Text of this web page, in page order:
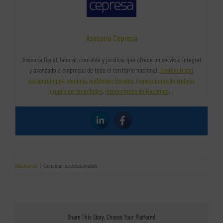
Asesoría Cepresa
Asesoría fiscal, laboral, contable y jurídica, que ofrece un servicio integral
y avanzado a empresas de todo el territorio nacional. Gestión fiscal,
outsourcing de nóminas,auditorías fiscales, inspecciones de trabajo,
grupos de sociedades, inspecciones de Hacienda…
Autónomos | Comentarios desactivadosen
beneficiarte
Share This Story, Choose Your Platform!